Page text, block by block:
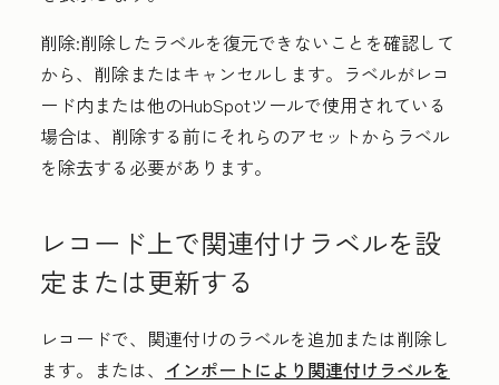
削除:削除したラベルを復元できないことを確認して
から、削除またはキャンセルします。ラベルがレコ
ード内または他のHubSpotツールで使用されている
場合は、削除する前にそれらのアセットからラベル
を除去する必要があります。
レコード上で関連付けラベルを設
定または更新する
レコードで、関連付けのラベルを追加または削除し
ます。または、 インポートにより関連付けラベルを